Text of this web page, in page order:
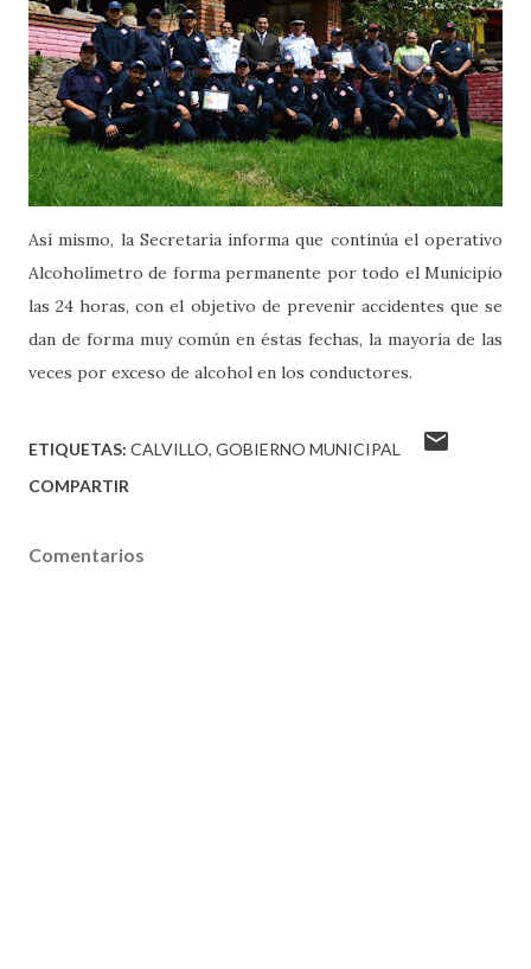
Así mismo, la Secretaría informa que continúa el operativo
Alcoholímetro de forma permanente por todo el Municipio
las 24 horas, con el objetivo de prevenir accidentes que se
dan de forma muy común en éstas fechas, la mayoría de las
veces por exceso de alcohol en los conductores.
ETIQUETAS: CALVILLO GOBIERNO MUNICIPAL
COMPARTIR
Comentarios